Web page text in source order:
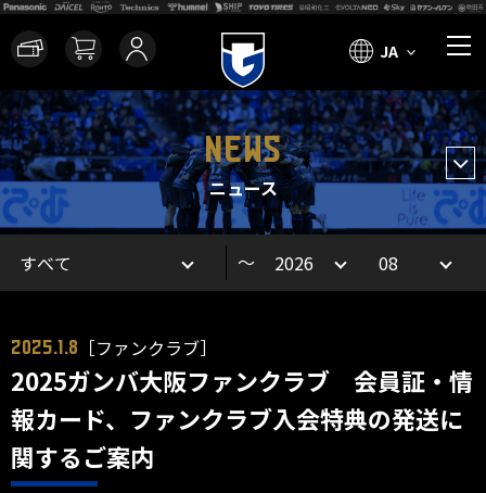
JA
NEWS
ニュース
～
2025.1.8 ［ファンクラブ］
2025ガンバ大阪ファンクラブ 会員証・情
報カード、ファンクラブ入会特典の発送に
関するご案内